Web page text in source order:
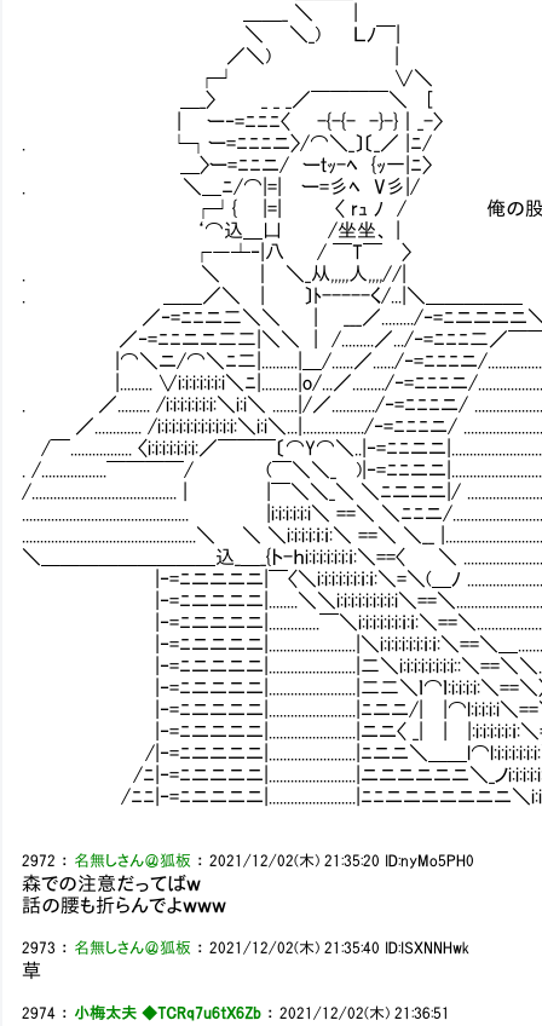
＿＿_ ＼ |
＼ ＼_) Ｌﾉ￣|
／＼) |
┌┘ ∨＼
＿_〉 _ _ _／￣￣￣￣＼ [
| ー‐=ﾆﾆﾆ〈 -{-{- -}-}｜_-〉
. └┐ー=ﾆﾆﾆニ〉/⌒＼_〕〔_／ |ﾆ/
＿〉ー=ﾆﾆニ/ ーｔｯ-ﾍ {ｯ一|ﾆ〉
. ＼＿ﾆ/⌒|=| ー=彡ﾍ V彡|/
┌┘{ |=| 〈 rｭ ﾉ / 俺の股間を折らな
‘⌒込＿凵 /坐坐、 |
┌―┴‐|八 / ￣T￣Ⅴ〉
. ＼ ｜ ＼_从,,,,,人,,,,//|
. ＿＿／＼ | 〕ﾄ-----く/...|＼＿＿＿＿＿
／‐=ﾆﾆニ二＼＼ | ___／........./‐=ﾆニニニニ
／‐=ﾆﾆニニ二二|＼＼ | /.........／.../‐=ﾆﾆﾆ二／￣
|⌒＼ニ/⌒＼ﾆ二|..........|＿/......／....../‐=ﾆﾆﾆニ/
|......... ∨i:i:i:i:i:i:i＼ﾆ|..........|o/...／........./‐=ﾆﾆﾆニ/
. ／......... /i:i:i:i:i:i:i:＼i:i＼ .......|/／............/‐=ﾆﾆﾆニ/
／............. /i:i:i:i:i:i:i:i:i:i:i:＼i:i＼...|................./‐=ﾆﾆﾆニ/
/￣................. 〈i:i:i:i:i:i:i:／￣￣￣〔⌒Y⌒＼..|‐=ﾆﾆニニ
. /..................￣￣￣￣/ (￣＼＼_ )|‐=ﾆﾆニニ
/........................................ | |￣＼＼_＼ ＼ﾆニニニ|/
.............................................. |i:i:i:i:i:i＼ ==＼ ＼ﾆﾆニ/
................................................＼ ＼ ＼i:i:i:i:ｉ:ｉ:＼ ==＼ ＼__
＼＿＿＿＿＿＿＿＿＿込_＿_{ト-ｈi:i:i:i:i:i:ｉ:＼==〈 ＼
|‐=ﾆニニニニ|￣〈＼i:i:i:i:i:i:ｉ:ｉ:＼=＼(＿ﾉ
|‐=ﾆニニニニ|........＼＼i:i:i:i:i:i:i:i:i＼==＼
|‐=ﾆニニニニ|..............￣＼i:i:i:i:i:i:ｉ:ｉ:＼==＼
|‐=ﾆニニニニ|........................|＼i:i:i:i:i:i:ｉ:ｉ:＼==＼＿
|‐=ﾆニニニニ|........................|二＼i:i:i:i:i:i:i:i::＼==＼＼
|‐=ﾆニニニニ|........................|二二＼ｌ⌒ｌ:i:i:i:i:＼==＼
|‐=ﾆニニニニ|........................|ﾆニニ/| |⌒l:i:i:i:i＼==
|‐=ﾆニニニニ|........................|ニニ〈 _| | |:i:i:i:i:i:ｉ:＼
/|‐=ﾆニニニニ|........................|ﾆニニ＼＿＿l⌒l:i:i:i:i:i:i:
/ﾆ|‐=ﾆニニニニ|........................|ニニニニニニ＼_ノ
/ﾆﾆ|‐=ﾆニニニニ|........................|ﾆﾆニニニニニニニ＼i:i:i:i:i:
2972 ： 名無しさん＠狐板 ：2021/12/02(木) 21:35:20 ID:nyMo5PH0
森での注意だってばｗ
話の腰も折らんでよｗｗｗ
2973 ： 名無しさん＠狐板 ：2021/12/02(木) 21:35:40 ID:ISXNNHwk
草
2974 ： 小梅太夫 ◆TCRq7u6tX6Zb ：2021/12/02(木) 21:36:51